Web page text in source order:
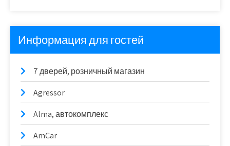
Информация для гостей
7 дверей, розничный магазин
Agressor
Alma, автокомплекс
AmCar